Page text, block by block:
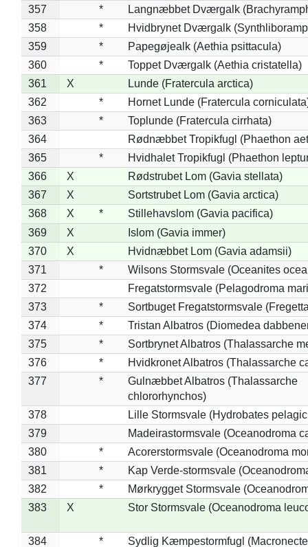
357 *
Langnæbbet Dværgalk
358
*
Hvidbrynet Dværgalk
359
*
Papegøjealk (Aethia psittacula)
360
*
Toppet Dværgalk (Aethia cristatella)
361
X
Lunde (Fratercula arctica)
362
*
Hornet Lunde (Fratercula
363
*
Toplunde (Fratercula cirrhata)
364
Rødnæbbet Tropikfugl (Phaethon
365
*
Hvidhalet Tropikfugl (Phaethon
366
X
Rødstrubet Lom (Gavia stellata)
367
X
Sortstrubet Lom (Gavia arctica)
368
X *
Stillehavslom (Gavia pacifica)
369
X
Islom (Gavia immer)
370
X
Hvidnæbbet Lom (Gavia adamsii)
371
*
Wilsons Stormsvale (Oceanites
372
Fregatstormsvale (Pelagodroma
373
*
Sortbuget Fregatstormsvale
374
*
Tristan Albatros (Diomedea
375
*
Sortbrynet Albatros (Thalassarche
376
*
Hvidkronet Albatros (Thalassarche
377
*
Gulnæbbet Albatros (Thalassarche
chlororhynchos)
378
Lille Stormsvale (Hydrobates
379
Madeirastormsvale (Oceanodroma
380
*
Acorerstormsvale (Oceanodroma
381
*
Kap Verde-stormsvale
382
*
Mørkrygget Stormsvale
383
X Stor Stormsvale (Oceanodroma
384 *
Sydlig Kæmpestormfugl